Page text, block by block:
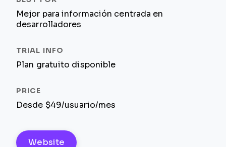
Mejor para información centrada en
desarrolladores
Plan gratuito disponible
Desde $49/usuario/mes
Website